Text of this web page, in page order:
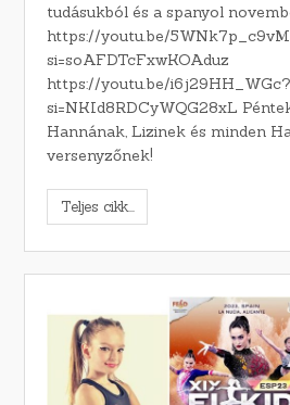
tudásukból és a spanyol
https://youtu.be/
si=soAFDTcFxwKOAduz
https://youtu.be/i6j29HH_WGc?
si=NKId8RDCyWQG28xL
Hannának, Lizinek és minden
versenyzőnek!
Teljes cikk...